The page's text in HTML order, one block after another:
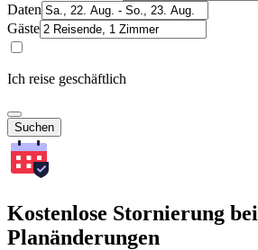
Daten
Gäste
Ich reise geschäftlich
Suchen
Kostenlose Stornierung bei
Planänderungen